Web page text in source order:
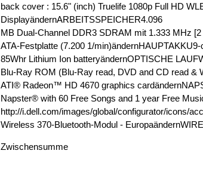
back cover : 15.6" (inch) Truelife 1080p Full HD
DisplayändernARBEITSSPEICHER4.096
MB Dual-Channel DDR3 SDRAM mit 1.333 MHz
ATA-Festplatte (7.200 1/min)ändernHAUPTAKKU9-
85Whr Lithium Ion batteryändernOPTISCHE
Blu-Ray ROM (Blu-Ray read, DVD and CD read &
ATI® Radeon™ HD 4670 graphics
Napster® with 60 Free Songs and 1 year Free
http://i.dell.com/images/global/configurator/icons/
Wireless 370-Bluetooth-Modul -
Zwischensumme